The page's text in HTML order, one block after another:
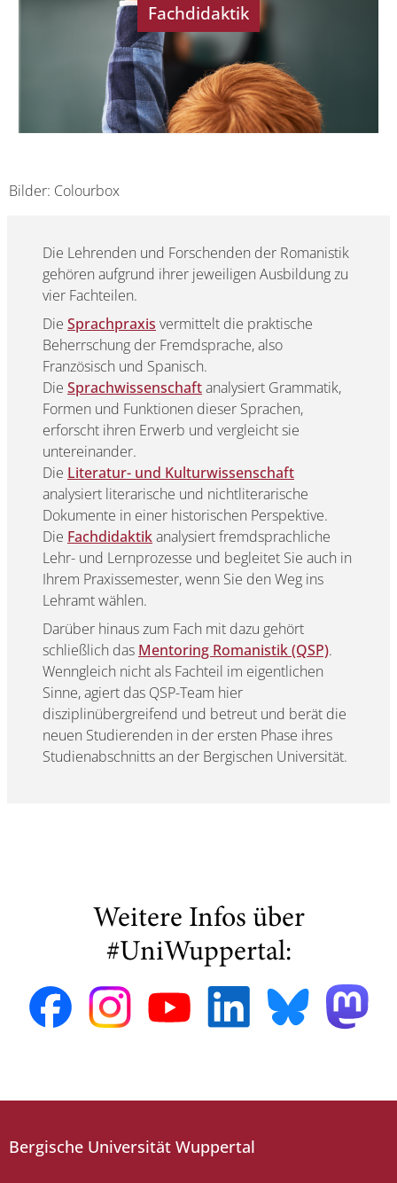
Fachdidaktik
Bilder: Colourbox
Die Lehrenden und Forschenden der Romanistik
gehören aufgrund ihrer jeweiligen Ausbildung zu
vier Fachteilen.
Die Sprachpraxis vermittelt die praktische
Beherrschung der Fremdsprache, also
Französisch und Spanisch.
Die Sprachwissenschaftanalysiert Grammatik,
Formen und Funktionen dieser Sprachen,
erforscht ihren Erwerb und vergleicht sie
untereinander.
Die Literatur- und Kulturwissenschaft
analysiert literarische und nichtliterarische
Dokumente in einer historischen Perspektive.
Die Fachdidaktikanalysiert fremdsprachliche
Lehr- und Lernprozesse und begleitet Sie auch in
Ihrem Praxissemester, wenn Sie den Weg ins
Lehramt wählen.
Darüber hinaus zum Fach mit dazu gehört
schließlich das Mentoring Romanistik (QSP).
Wenngleich nicht als Fachteil im eigentlichen
Sinne, agiert das QSP-Team hier
disziplinübergreifend und betreut und berät die
neuen Studierenden in der ersten Phase ihres
Studienabschnitts an der Bergischen Universität.
Weitere Infos über
#UniWuppertal:
Bergische Universität Wuppertal